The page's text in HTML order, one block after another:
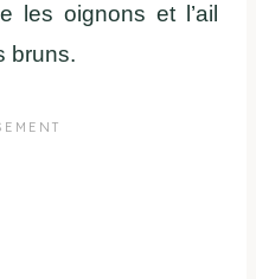
les oignons et l’ail
bruns.